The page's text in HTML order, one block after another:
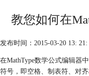
教您如何在
发布时间：2015-03-20 13: 21:
在MathType数学公式编辑器
符号，即空格、制表符、对